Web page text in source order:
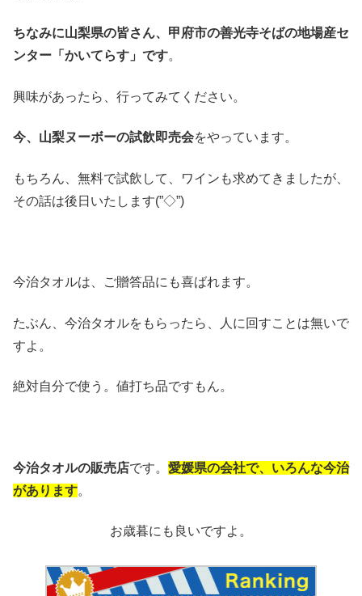
ちなみに山梨県の皆さん、甲府市の善光寺そばの地場産セ
ンター「かいてらす」です。
興味があったら、行ってみてください。
今、山梨ヌーボーの試飲即売会をやっています。
もちろん、無料で試飲して、ワインも求めてきましたが、
その話は後日いたします(”◇”)ゞ
今治タオルは、ご贈答品にも喜ばれます。
たぶん、今治タオルをもらったら、人に回すことは無いで
すよ。
絶対自分で使う。値打ち品ですもん。
今治タオルの販売店です。 愛媛県の会社で、いろんな今治
があります。
お歳暮にも良いですよ。